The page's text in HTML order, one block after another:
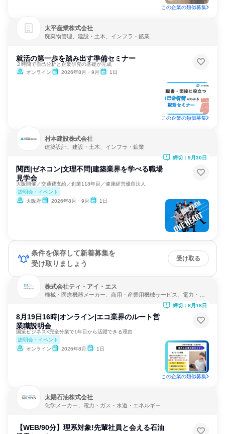
この企業の類似募集
太平産業株式会社
廃棄物管理、建設・土木、インフラ・鉱業
就活の第一歩を踏み出す準備セミナー
２時間で自己分析と企業研究の基礎が完成
オンライン
2026年8月・9月 1日
この企業の類似募集
村本建設株式会社
建築設計、建設・土木、インフラ・鉱業
関西|ゼネコン|文理不問|建築業界を学べる職場
見学会
大阪開催／交通費支給／創業118年目／健康経営優良法人
説明会・イベント
大阪府
2026年8月・9月 1日
締切：9月30日
条件を保存して新着募集を
受け取りましょう
受け取る
株式会社ティ・アイ・エス
機械・医療機器メーカー、商用・産業用機械サービス、電力・ガ
8月19日16時|オンライン|エコ業界のルート営
業職説明会
国策ビジネス×完全分業で1年目から活躍できる理由
説明会・イベント
オンライン
2026年8月 1日
締切：8月18日
この企業の類似募集
太陽石油株式会社
化学メーカー、電力・ガス・水道・エネルギー
【WEB/90分】理系対象!先輩社員と会える石油